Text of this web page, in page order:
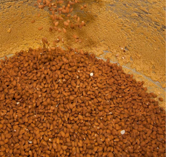
95,00 kr
singelpack – 38g
Lägg till 475,00 kr
Ny design